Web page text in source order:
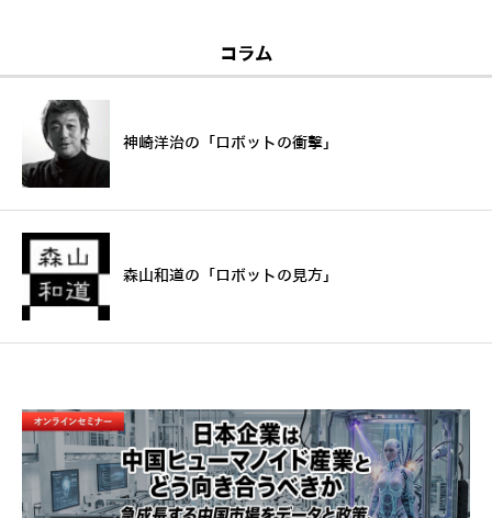
コラム
神崎洋治の「ロボットの衝撃」
森山和道の「ロボットの見方」